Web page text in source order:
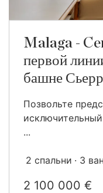
Malaga -
первой
башне
Позвольте
...
2 спальни 3
2 100 000 €